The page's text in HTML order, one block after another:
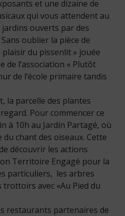
et une dizaine de
qui vous attendent au
ouverts par des
oublier la pièce de
plaisir du pissenlit » jouée
de l’association « Plutôt
de l’école primaire tandis
la parcelle des plantes
Pour commencer ce
à 10h au Jardin Partagé, où
chant des oiseaux. Cette
découvrir les actions
Territoire Engagé pour la
particuliers, les arbres
avec «Au Pied du
restaurants partenaires de